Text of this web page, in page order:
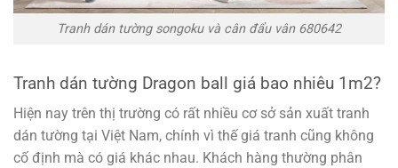
Tranh dán tường songoku và cân đẩu vân 680642
Tranh dán tường Dragon ball giá bao nhiêu 1m2?
Hiện nay trên thị trường có rất nhiều cơ sở sản xuất tranh
dán tường tại Việt Nam, chính vì thế giá tranh cũng không
cố định mà có giá khác nhau. Khách hàng thường phân